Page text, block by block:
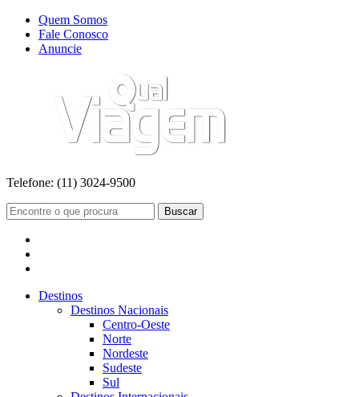
Quem Somos
Fale Conosco
Anuncie
Telefone: (11) 3024-9500
Buscar
Destinos
Destinos Nacionais
Centro-Oeste
Norte
Nordeste
Sudeste
Sul